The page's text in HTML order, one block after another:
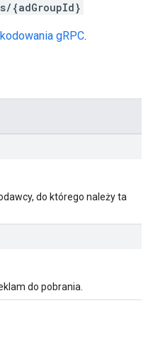
{adGroupId}
gRPC.
do którego należy ta
do pobrania.